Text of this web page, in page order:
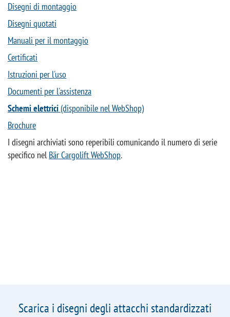
Disegni di montaggio
Disegni quotati
Manuali per il montaggio
Certificati
Istruzioni per l'uso
Documenti per l'assistenza
Schemi elettrici(disponibile nel WebShop)
Brochure
I disegni archiviati sono reperibili comunicando il numero di serie
specifico nel Bär Cargolift WebShop.
Scarica i disegni degli attacchi standardizzati